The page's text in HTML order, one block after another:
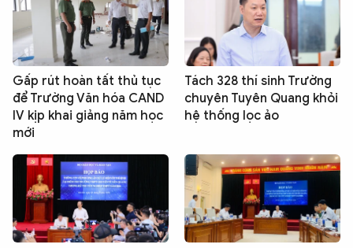
Gấp rút hoàn tất thủ tục
để Trường Văn hóa CAND
IV kịp khai giảng năm học
mới
Tách 328 thí sinh Trường
chuyên Tuyên Quang khỏi
hệ thống lọc ảo